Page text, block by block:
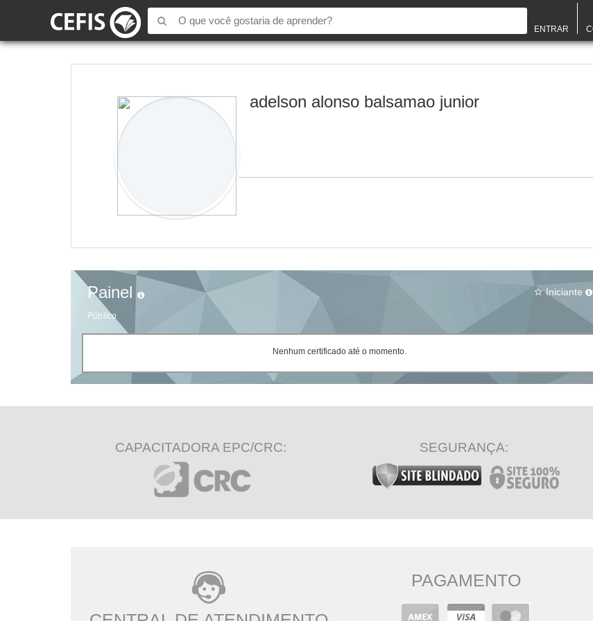
ENTRAR
adelson alonso balsamao junior
Painel
Público
star_border Iniciante
Nenhum certificado até o momento.
CAPACITADORA EPC/CRC: SEGURANÇA:
PAGAMENTO